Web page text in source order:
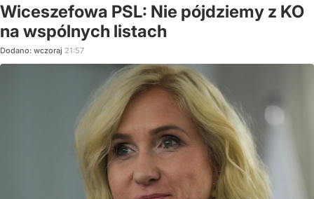
Wiceszefowa PSL: Nie pójdziemy z KO
na wspólnych listach
Dodano: wczoraj 21:57